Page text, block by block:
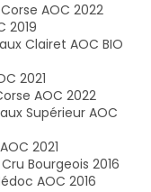
AOC 2022
2019
Clairet AOC BIO
2021
AOC 2022
Supérieur AOC
2021
Bourgeois 2016
AOC 2016